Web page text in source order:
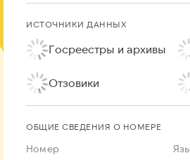
ИСТОЧНИКИ ДАННЫХ
Госреестры и архивы
Отзовики
ОБЩИЕ СВЕДЕНИЯ О НОМЕРЕ
Номер